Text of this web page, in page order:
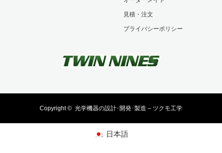
見積・注文
プライバシーポリシー
Copyright © 光学機器の設計･開発･製造 – ツクモ工学
日本語